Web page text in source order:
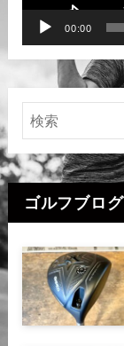
00:00
ゴルフブロ